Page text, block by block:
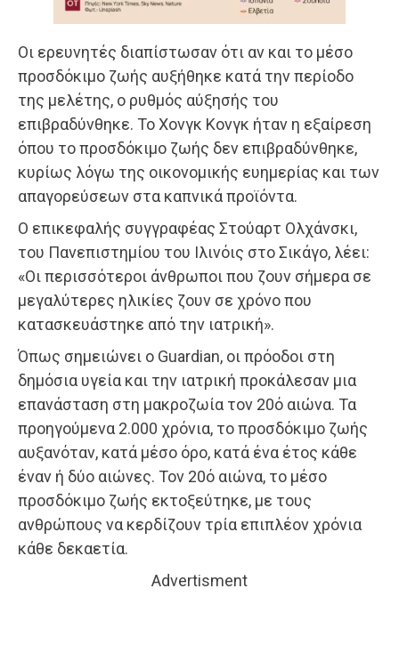
Οι ερευνητές διαπίστωσαν ότι αν και το μέσο
προσδόκιμο ζωής αυξήθηκε κατά την περίοδο
της μελέτης, ο ρυθμός αύξησής του
επιβραδύνθηκε. Το Χονγκ Κονγκ ήταν η εξαίρεση
όπου το προσδόκιμο ζωής δεν επιβραδύνθηκε,
κυρίως λόγω της οικονομικής ευημερίας και των
απαγορεύσεων στα καπνικά προϊόντα.
Ο επικεφαλής συγγραφέας Στούαρτ Ολχάνσκι,
του Πανεπιστημίου του Ιλινόις στο Σικάγο, λέει:
«Οι περισσότεροι άνθρωποι που ζουν σήμερα σε
μεγαλύτερες ηλικίες ζουν σε χρόνο που
κατασκευάστηκε από την ιατρική».
Όπως σημειώνει ο Guardian, οι πρόοδοι στη
δημόσια υγεία και την ιατρική προκάλεσαν μια
επανάσταση στη μακροζωία τον 20ό αιώνα. Τα
προηγούμενα 2.000 χρόνια, το προσδόκιμο ζωής
αυξανόταν, κατά μέσο όρο, κατά ένα έτος κάθε
έναν ή δύο αιώνες. Τον 20ό αιώνα, το μέσο
προσδόκιμο ζωής εκτοξεύτηκε, με τους
ανθρώπους να κερδίζουν τρία επιπλέον χρόνια
κάθε δεκαετία.
Advertisment